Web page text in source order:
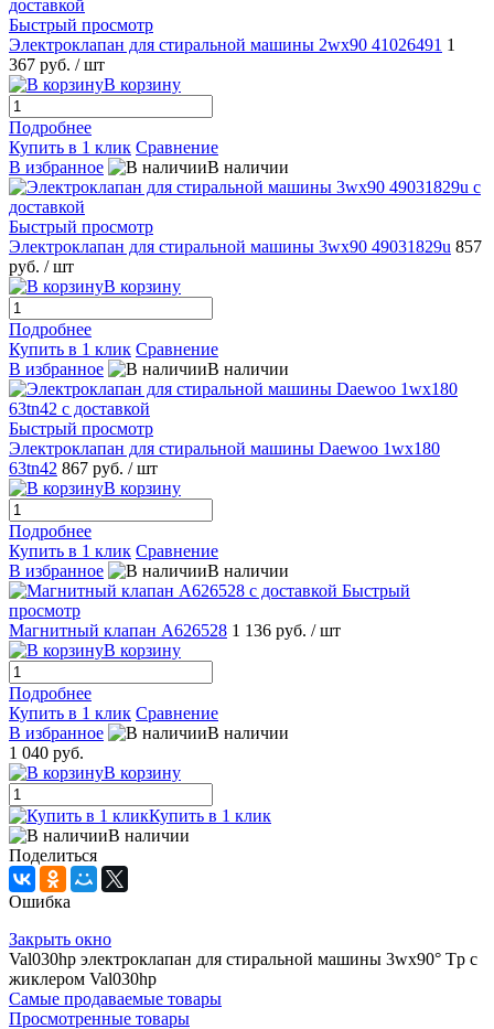
Быстрый просмотр
Электроклапан для стиральной машины 2wx90 41026491 1
367 руб. / шт
В корзину
Подробнее
Купить в 1 клик Сравнение
В избранное
В наличии
Быстрый просмотр
Электроклапан для стиральной машины 3wx90 49031829u 857
руб. / шт
В корзину
Подробнее
Купить в 1 клик Сравнение
В избранное
В наличии
Быстрый просмотр
Электроклапан для стиральной машины Daewoo 1wx180
63tn42 867 руб. / шт
В корзину
Подробнее
Купить в 1 клик Сравнение
В избранное
В наличии
Быстрый
просмотр
Магнитный клапан A626528 1 136 руб. / шт
В корзину
Подробнее
Купить в 1 клик Сравнение
В избранное
В наличии
1 040 руб.
В корзину
Купить в 1 клик
В наличии
Поделиться
Ошибка
Закрыть окно
Val030hp электроклапан для стиральной машины 3wx90° Tp с
жиклером Val030hp
Самые продаваемые товары
Просмотренные товары